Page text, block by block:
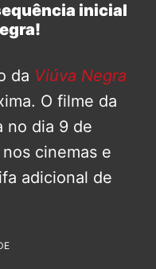
inicial
da Viúva Negra
O filme da
no dia 9 de
cinemas e
adicional de